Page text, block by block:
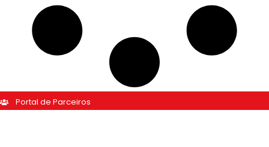
Portal de Parceiros